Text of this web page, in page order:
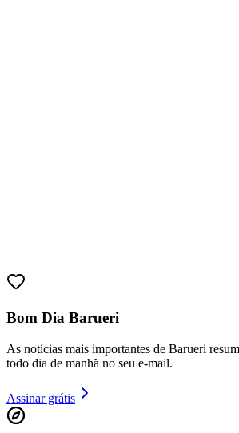
Vitória
Bom Dia Barueri
As notícias mais importantes de Barueri
todo dia de manhã no seu e-mail.
Assinar grátis